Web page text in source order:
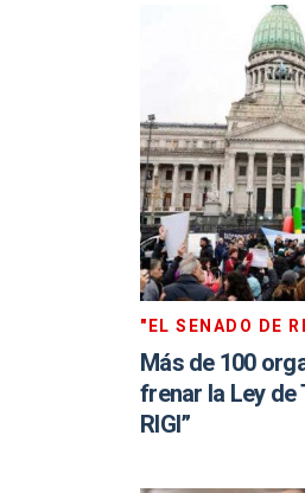
"EL SENADO DE
Más de 100
frenar la Ley de
RIGI”